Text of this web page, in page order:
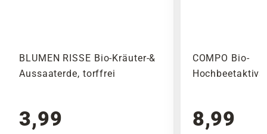
BLUMEN RISSE Bio-Kräuter-&
Aussaaterde, torffrei
3,99
COMPO Bio-
8,99